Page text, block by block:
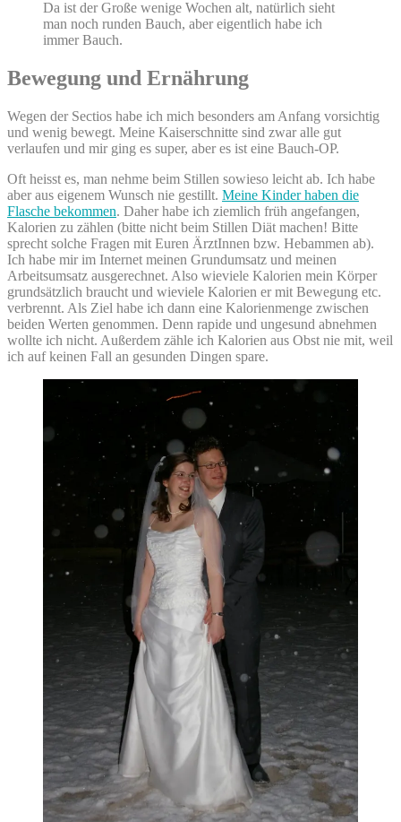
Da ist der Große wenige Wochen alt, natürlich sieht
man noch runden Bauch, aber eigentlich habe ich
immer Bauch.
Bewegung und Ernährung
Wegen der Sectios habe ich mich besonders am Anfang vorsichtig
und wenig bewegt. Meine Kaiserschnitte sind zwar alle gut
verlaufen und mir ging es super, aber es ist eine Bauch-OP.
Oft heisst es, man nehme beim Stillen sowieso leicht ab. Ich habe
aber aus eigenem Wunsch nie gestillt. Meine Kinder haben die
Flasche bekommen. Daher habe ich ziemlich früh angefangen,
Kalorien zu zählen (bitte nicht beim Stillen Diät machen! Bitte
sprecht solche Fragen mit Euren ÄrztInnen bzw. Hebammen ab).
Ich habe mir im Internet meinen Grundumsatz und meinen
Arbeitsumsatz ausgerechnet. Also wieviele Kalorien mein Körper
grundsätzlich braucht und wieviele Kalorien er mit Bewegung etc.
verbrennt. Als Ziel habe ich dann eine Kalorienmenge zwischen
beiden Werten genommen. Denn rapide und ungesund abnehmen
wollte ich nicht. Außerdem zähle ich Kalorien aus Obst nie mit, weil
ich auf keinen Fall an gesunden Dingen spare.